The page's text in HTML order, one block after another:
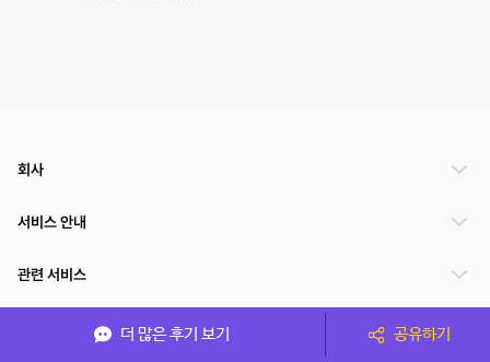
더 많은 후기 보기 공유하기
회사
서비스 안내
관련 서비스